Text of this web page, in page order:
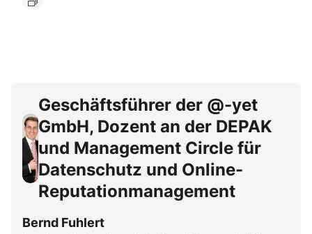
Geschäftsführer der @-yet
GmbH, Dozent an der DEPAK
und Management Circle für
Datenschutz und Online-
Reputationmanagement
Bernd Fuhlert